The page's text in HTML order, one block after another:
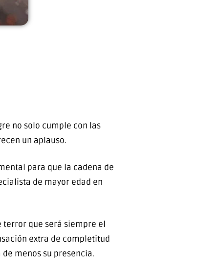
no solo cumple con las
un aplauso.
para que la cadena de
de mayor edad en
terror que será siempre el
extra de completitud
menos su presencia.